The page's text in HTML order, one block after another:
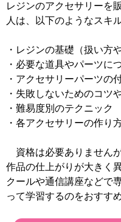
レジンのアクセサリーを
人は、以下のようなスキ
・レジンの基礎（扱い方
・必要な道具やパーツに
・アクセサリーパーツの
・失敗しないためのコツ
・難易度別のテクニック
・各アクセサリーの作り
資格は必要ありません
作品の仕上がりが大きく
クールや通信講座などで
って学習するのをおすす